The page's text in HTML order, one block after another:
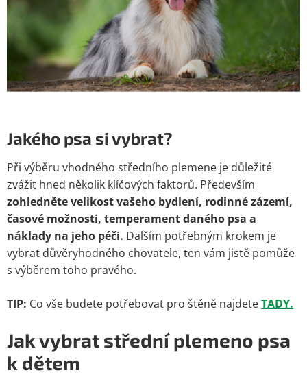
Jakého psa si vybrat?
Při výběru vhodného středního plemene je důležité
zvážit hned několik klíčových faktorů. Především
zohledněte velikost vašeho bydlení, rodinné zázemí,
časové možnosti, temperament daného psa a
náklady na jeho péči. Dalším potřebným krokem je
vybrat důvěryhodného chovatele, ten vám jistě pomůže
s výběrem toho pravého.
TIP: Co vše budete potřebovat pro štěně najdeteTADY.
Jak vybrat střední plemeno psa
k dětem